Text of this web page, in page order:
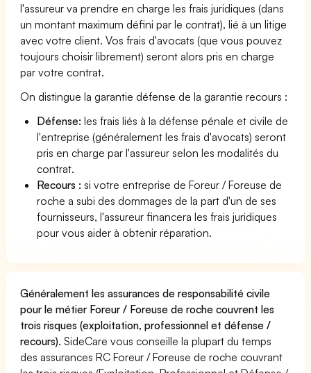
l'assureur va prendre en charge les frais juridiques (dans
un montant maximum défini par le contrat), lié à un litige
avec votre client. Vos frais d'avocats (que vous pouvez
toujours choisir librement) seront alors pris en charge
par votre contrat.
On distingue la garantie défense de la garantie recours :
Défense: les frais liés à la défense pénale et civile de
l'entreprise (généralement les frais d'avocats) seront
pris en charge par l'assureur selon les modalités du
contrat.
Recours : si votre entreprise de Foreur / Foreuse de
roche a subi des dommages de la part d'un de ses
fournisseurs, l'assureur financera les frais juridiques
pour vous aider à obtenir réparation.
Généralement les assurances de responsabilité civile
pour le métier Foreur / Foreuse de roche couvrent les
trois risques (exploitation, professionnel et défense /
recours). SideCare vous conseille la plupart du temps
des assurances RC Foreur / Foreuse de roche couvrant